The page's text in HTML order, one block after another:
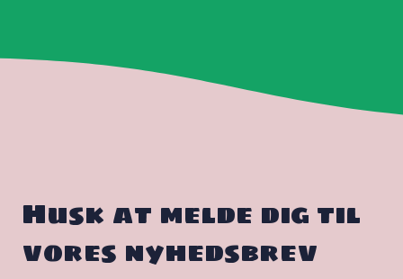
Husk at melde dig til
vores nyhedsbrev